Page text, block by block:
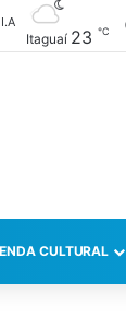
Itaguaí 23 ℃
CULTURAL